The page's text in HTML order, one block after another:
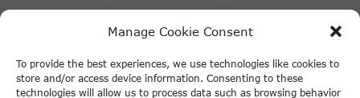
Manage Cookie Consent
To provide the best experiences, we use technologies like cookies to
store and/or access device information. Consenting to these
technologies will allow us to process data such as browsing behavior
Eco Boats Amsterdam